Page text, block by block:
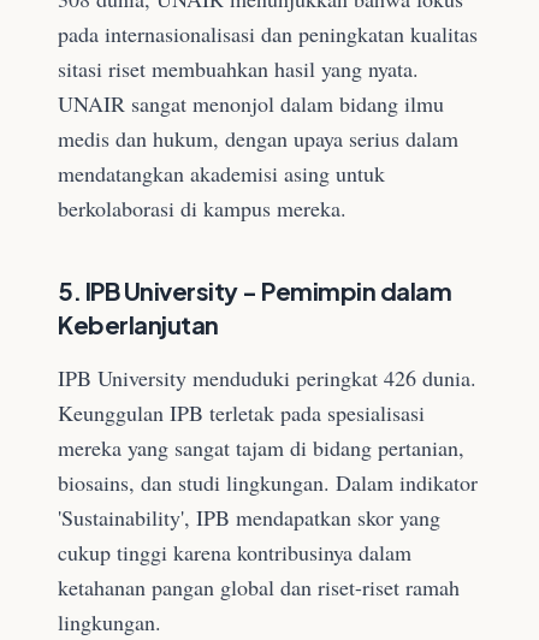
pada internasionalisasi dan peningkatan kualitas
sitasi riset membuahkan hasil yang nyata.
UNAIR sangat menonjol dalam bidang ilmu
medis dan hukum, dengan upaya serius dalam
mendatangkan akademisi asing untuk
berkolaborasi di kampus mereka.
5. IPB University - Pemimpin dalam
Keberlanjutan
IPB University menduduki peringkat 426 dunia.
Keunggulan IPB terletak pada spesialisasi
mereka yang sangat tajam di bidang pertanian,
biosains, dan studi lingkungan. Dalam indikator
'Sustainability', IPB mendapatkan skor yang
cukup tinggi karena kontribusinya dalam
ketahanan pangan global dan riset-riset ramah
lingkungan.